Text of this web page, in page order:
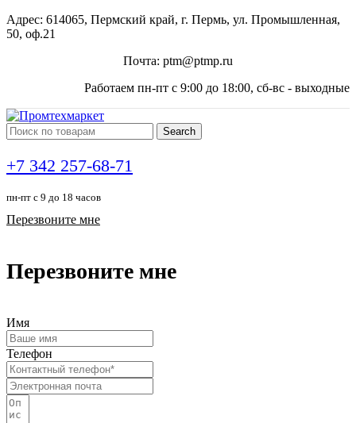
Адрес: 614065, Пермский край, г. Пермь, ул. Промышленная,
50, оф.21
Почта: ptm@ptmp.ru
Работаем пн-пт с 9:00 до 18:00, сб-вс - выходные
Search
+7 342 257-68-71
пн-пт с 9 до 18 часов
Перезвоните мне
Перезвоните мне
Имя
Телефон